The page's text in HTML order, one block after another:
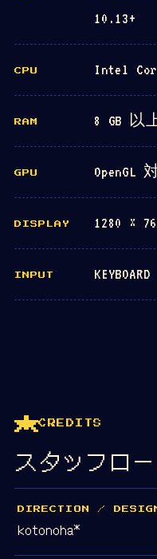
10.13+
CPU Intel
RAM 8 GB 以
GPU OpenGL
DISPLAY 1280 ×
INPUT KEYBOARD
CREDITS
スタッフロ
DIRECTION /
kotonoha*